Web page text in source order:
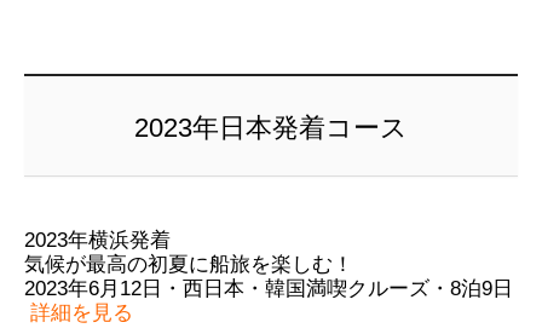
2023年日本発着コース
2023年横浜発着
気候が最高の初夏に船旅を楽しむ！
2023年6月12日・西日本・韓国満喫クルーズ・8泊9日
詳細を見る